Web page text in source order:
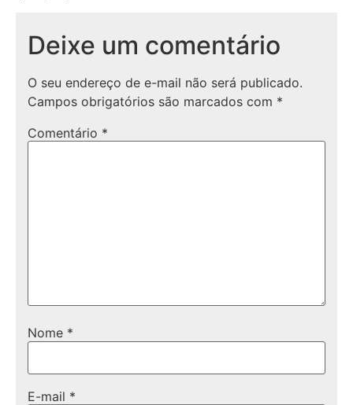
Deixe um comentário
O seu endereço de e-mail não será publicado.
Campos obrigatórios são marcados com *
Comentário *
Nome *
E-mail *